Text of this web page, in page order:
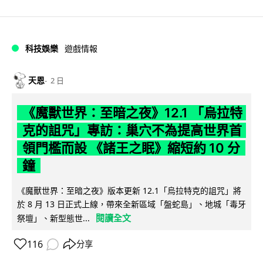
科技娛樂 遊戲情報
天恩 2 日
《魔獸世界：至暗之夜》12.1 「烏拉特
克的詛咒」專訪：巢穴不為提高世界首
領門檻而設 《諸王之眠》縮短約 10 分
鐘
《魔獸世界：至暗之夜》版本更新 12.1「烏拉特克的詛咒」將
於 8 月 13 日正式上線，帶來全新區域「盤蛇島」、地城「毒牙
祭壇」、新型態世...
閱讀全文
116 分享